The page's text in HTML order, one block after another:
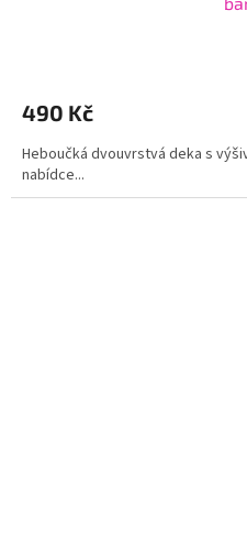
490 Kč
Heboučká dvouvrstvá deka s
nabídce...